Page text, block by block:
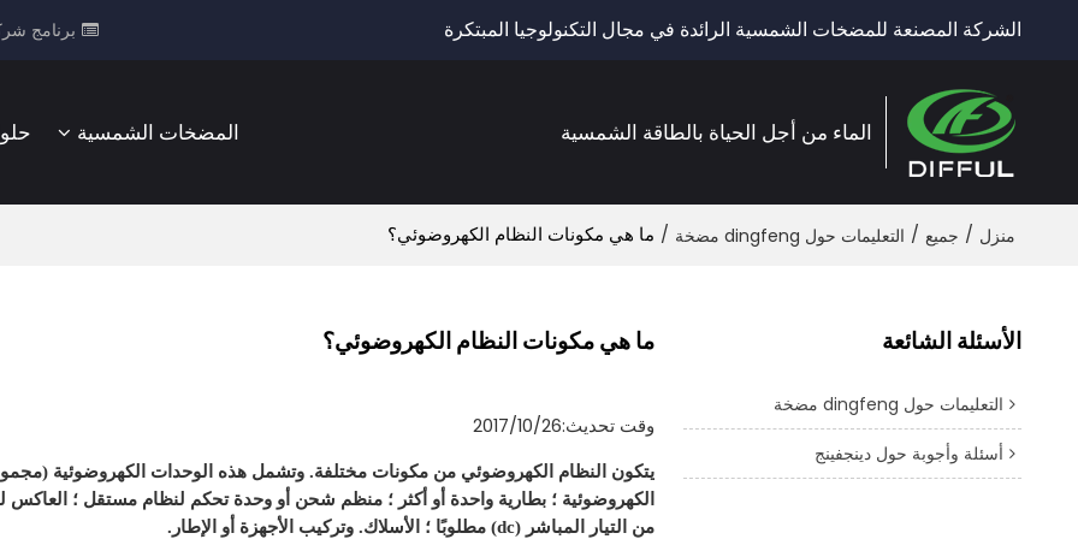
الشركة المصنعة للمضخات الشمسية الرائدة في مجال التكنولوجيا المبتكرة برنامج
الماء من أجل الحياة بالطاقة الشمسية المضخات الشمسية
منزل / جميع / التعليمات حول dingfeng مضخة / ما هي مكونات النظام الكهروضوئي؟
ما هي مكونات النظام الكهروضوئي؟
وقت تحديث:2017/10/26
يتكون النظام الكهروضوئي من مكونات مختلفة. وتشمل هذه الوحدات الكهروضوئية
من التيار المباشر (dc) مطلوبًا ؛ الأسلاك. وتركيب الأجهزة أو الإطار.
الأسئلة الشائعة
التعليمات حول dingfeng مضخة
أسئلة وأجوبة حول دينجفينج